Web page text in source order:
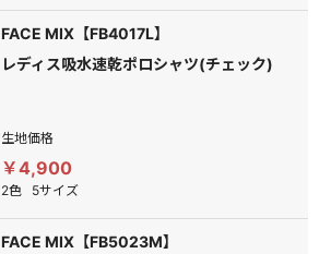
FACE MIX【FB4017L】
レディス吸水速乾ポロシャツ(チェック)
生地価格
￥4,900
2色 5サイズ
FACE MIX【FB5023M】